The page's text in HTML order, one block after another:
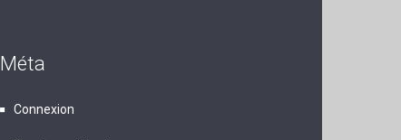
Méta
Connexion